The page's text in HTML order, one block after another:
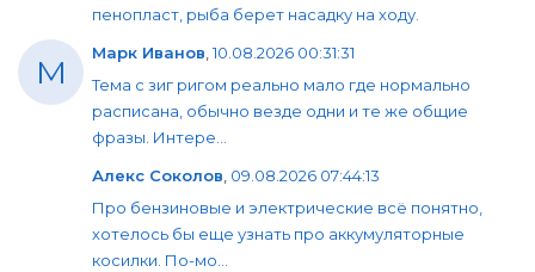
пенопласт, рыба берет насадку на ходу.
М Марк Иванов,10.08.2026 00:31:31
Тема с зиг ригом реально мало где нормально
расписана, обычно везде одни и те же общие
фразы. Интере...
Алекс Соколов, 09.08.2026 07:44:13
Про бензиновые и электрические всё понятно,
хотелось бы еще узнать про аккумуляторные
косилки. По-мо...